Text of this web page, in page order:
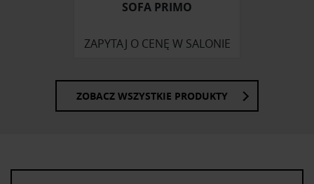
SOFA PRIMO
ZAPYTAJ O CENĘ W SALONIE
ZOBACZ WSZYSTKIE PRODUKTY